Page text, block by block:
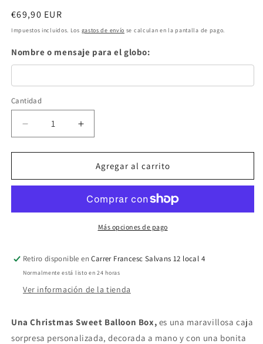
Precio
habitual
€69,90 EUR
Impuestos incluidos. Los gastos de envío se calculan en la pantalla de pago.
Nombre o mensaje para el globo:
Cantidad
Cantidad
Reducir
cantidad
para
Balloon
Pole
Aumentar
cantidad
para
Sweet
Balloon
North
Pole
Agregar al carrito
Más opciones de pago
Retiro disponible enCarrer Francesc Salvans 12 local 4
Normalmente está listo en 24 horas
Ver información de la tienda
Una Christmas Sweet Balloon Box, es una maravillosa caja
sorpresa personalizada, decorada a mano y con una bonita